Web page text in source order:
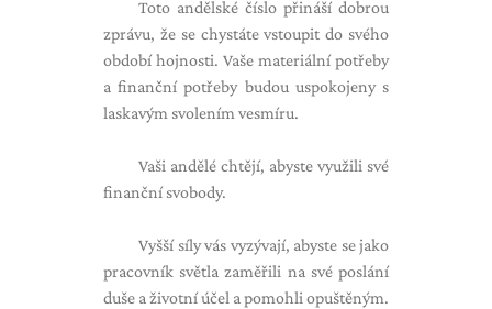
Toto andělské číslo přináší dobrou
zprávu, že se chystáte vstoupit do svého
období hojnosti. Vaše materiální potřeby
a finanční potřeby budou uspokojeny s
laskavým svolením vesmíru.
Vaši andělé chtějí, abyste využili své
finanční svobody.
Vyšší síly vás vyzývají, abyste se jako
pracovník světla zaměřili na své poslání
duše a životní účel a pomohli opuštěným.